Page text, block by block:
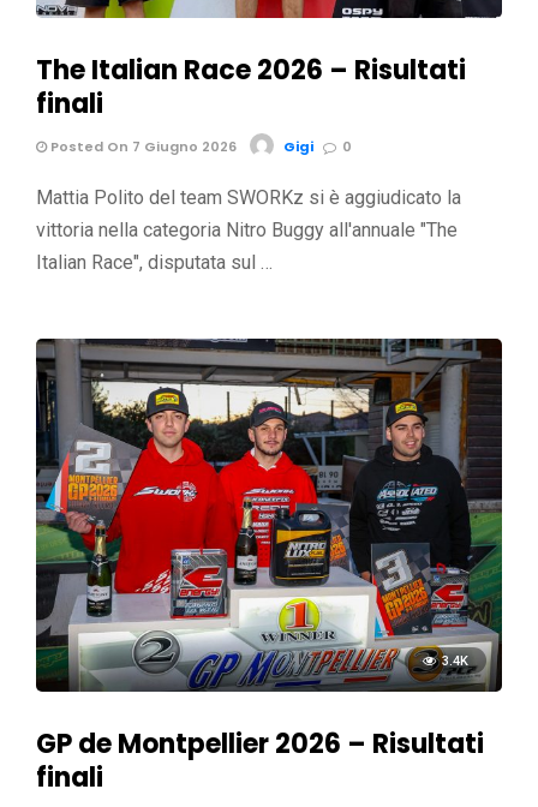
The Italian Race 2026 – Risultati
finali
Posted On 7 Giugno 2026 Gigi 0
Mattia Polito del team SWORKz si è aggiudicato la
vittoria nella categoria Nitro Buggy all'annuale "The
Italian Race", disputata sul …
3.4K
GP de Montpellier 2026 – Risultati
finali